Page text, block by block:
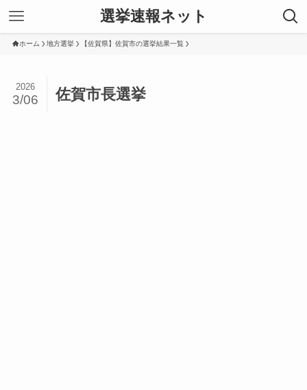
選挙速報ネット
ホーム 地方選挙 【佐賀県】佐賀市の選挙結果一覧
佐賀市長選挙
2026
3/06